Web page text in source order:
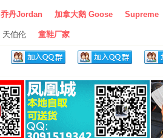
乔丹Jordan 加拿大鹅 Goose Supreme
天伯伦 童鞋厂家